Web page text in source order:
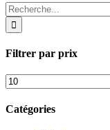
Recherche
de
:
Filtrer par prix
Prix
min
Catégories